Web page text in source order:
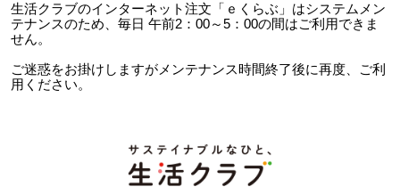
生活クラブのインターネット注文「ｅくらぶ」はシステムメン
テナンスのため、毎日 午前2：00～5：00の間はご利用できま
せん。
ご迷惑をお掛けしますがメンテナンス時間終了後に再度、ご利
用ください。